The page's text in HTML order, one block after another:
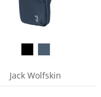
Jack Wolfskin